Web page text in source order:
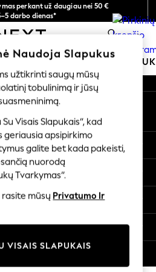
perkant už daugiau nei 50 €
darbo dienas*
apsipirkti lietuvių kalba!
0
MERGAITĖMS
Swimwear
tinklai
Naudoja Slapukus
užtikrinti saugų mūsų
tobulinimą ir jūsų
Visais Slapukais“, kad
apsipirkimo
galite bet kada pakeisti,
nuorodą
Tvarkymas“.
mūsų Privatumo Ir
VISAIS SLAPUKAIS